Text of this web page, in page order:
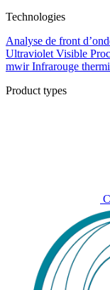
Technologies
Analyse de front
Ultraviolet Visible
mwirInfrarouge
Product types